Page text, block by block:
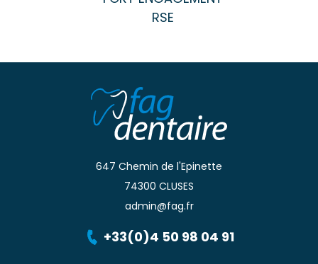
RSE
647 Chemin de l'Epinette
74300 CLUSES
admin@fag.fr
+33(0)4 50 98 04 91